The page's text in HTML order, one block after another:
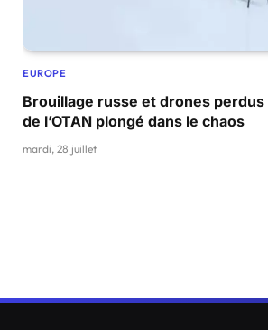
EUROPE
Brouillage russe et drones perdus
de l’OTAN plongé dans le chaos
mardi, 28 juillet